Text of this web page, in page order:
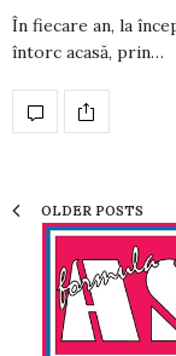
În fiecare an, la
întorc acasă, prin…
OLDER POSTS